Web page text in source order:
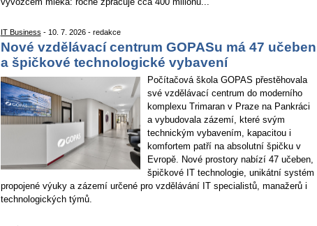
IT Business - 10. 7. 2026 - redakce
Nové vzdělávací centrum GOPASu má 47 učeben
a špičkové technologické vybavení
Počítačová škola GOPAS přestěhovala
své vzdělávací centrum do moderního
komplexu Trimaran v Praze na Pankráci
a vybudovala zázemí, které svým
technickým vybavením, kapacitou i
komfortem patří na absolutní špičku v
Evropě. Nové prostory nabízí 47 učeben,
špičkové IT technologie, unikátní systém
propojené výuky a zázemí určené pro vzdělávání IT specialistů, manažerů i
technologických týmů.